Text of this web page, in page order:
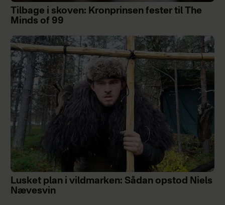
Tilbage i skoven: Kronprinsen fester til The
Minds of 99
Lusket plan i vildmarken: Sådan opstod Niels
Nævesvin